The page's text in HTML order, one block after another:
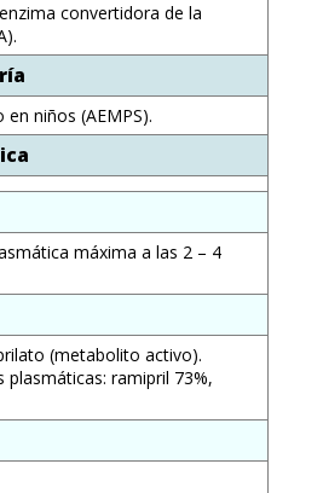
convertidora de la
niños (AEMPS).
máxima a las 2 – 4
(metabolito activo).
plasmáticas: ramipril 73%,